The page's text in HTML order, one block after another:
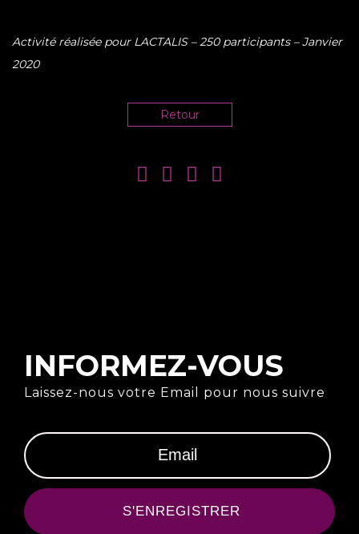
Activité réalisée pour LACTALIS – 250 participants – Janvier
2020
Retour
INFORMEZ-VOUS
Laissez-nous votre Email pour nous suivre
S'ENREGISTRER